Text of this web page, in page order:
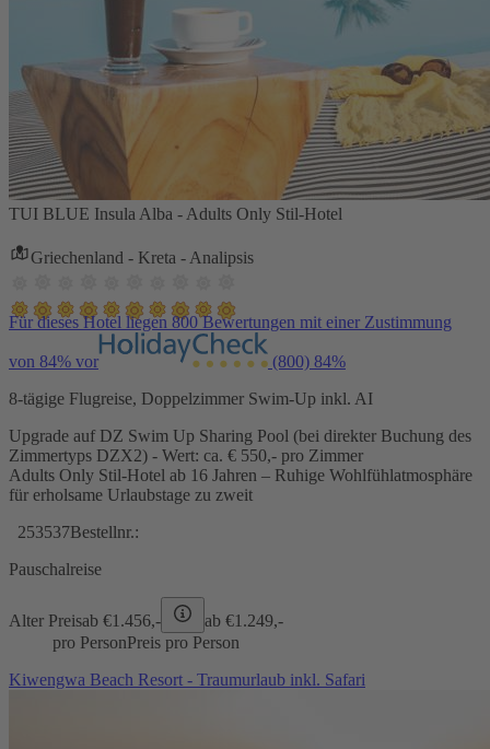
TUI BLUE Insula Alba - Adults Only Stil-Hotel
Griechenland - Kreta - Analipsis
Für dieses Hotel liegen 800 Bewertungen mit einer Zustimmung
von 84% vor (800) 84%
8-tägige Flugreise, Doppelzimmer Swim-Up inkl. AI
Upgrade auf DZ Swim Up Sharing Pool (bei direkter Buchung des
Zimmertyps DZX2) - Wert: ca. € 550,- pro Zimmer
Adults Only Stil-Hotel ab 16 Jahren – Ruhige Wohlfühlatmosphäre
für erholsame Urlaubstage zu zweit
253537Bestellnr.:
Pauschalreise
Alter Preisab €1.456,- ab €1.249,-
pro PersonPreis pro Person
Kiwengwa Beach Resort - Traumurlaub inkl. Safari